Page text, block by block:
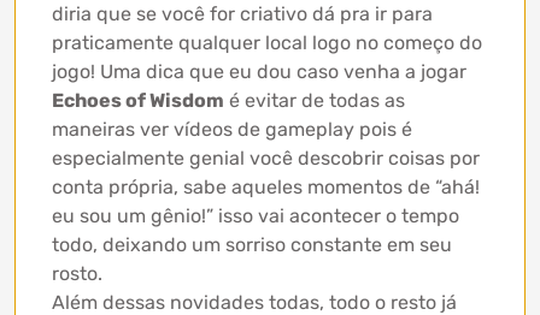
diria que se você for criativo dá pra ir para
praticamente qualquer local logo no começo do
jogo! Uma dica que eu dou caso venha a jogar
Echoes of Wisdom é evitar de todas as
maneiras ver vídeos de gameplay pois é
especialmente genial você descobrir coisas por
conta própria, sabe aqueles momentos de “ahá!
eu sou um gênio!” isso vai acontecer o tempo
todo, deixando um sorriso constante em seu
rosto.
Além dessas novidades todas, todo o resto já